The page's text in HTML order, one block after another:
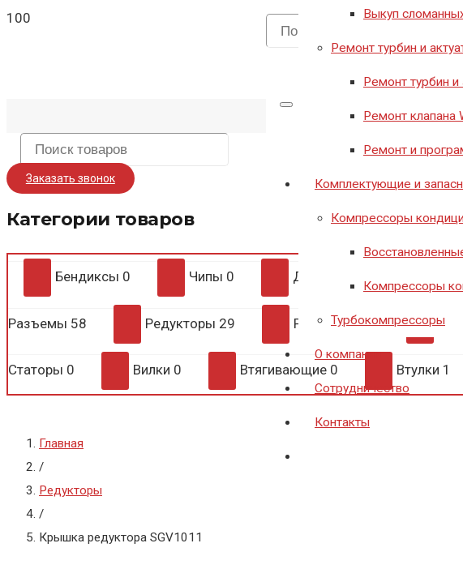
Выкуп
Ремонт турбин и
Ремонт турбин и
Ремонт клапана
Ремонт и
Комплектующие и
Компрессоры
Компрессоры
Турбокомпрессоры
О компании
Сотрудничество
Контакты
Заказать звонок
Категории товаров
Бендиксы 0 Чипы 0 Диодные мосты
Разъемы 58 Редукторы 29 Регуляторы0
Статоры 0 Вилки 0 Втягивающие 0 Втулки 1
Главная
/
Редукторы
/
Крышка редуктора SGV1011